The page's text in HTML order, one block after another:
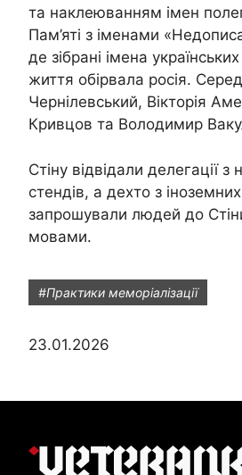
та наклеюванням імен
Пам’яті з іменами
де зібрані імена
життя обірвала росія.
Чернілевський, Вікторія
Кривцов та Володимир
Стіну відвідали делегації з
стендів, а дехто з
запрошували людей до
мовами.
#Практики меморіалізації
23.01.2026